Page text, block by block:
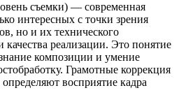
съемки) — современная
интересных с точки зрения
но и их технического
реализации. Это понятие
композиции и умение
Грамотные коррекция
восприятие кадра